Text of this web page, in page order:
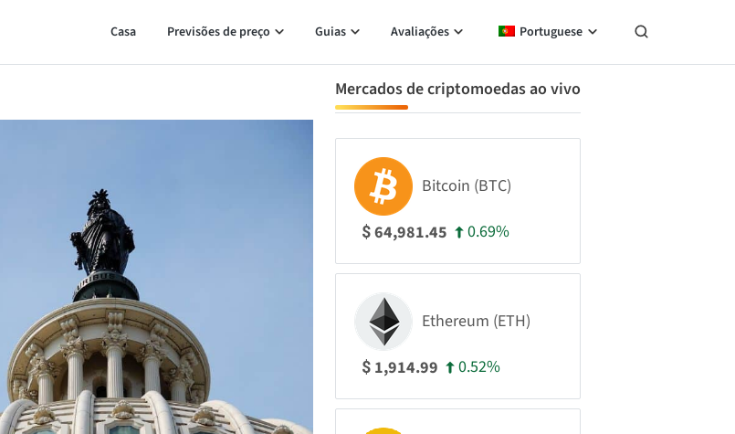
Casa Previsões de preço Guias Avaliações Portuguese
Mercados de criptomoedas ao vivo
Bitcoin (BTC)
$64,981.45 0.69%
Ethereum (ETH)
$ 1,914.99 0.52%